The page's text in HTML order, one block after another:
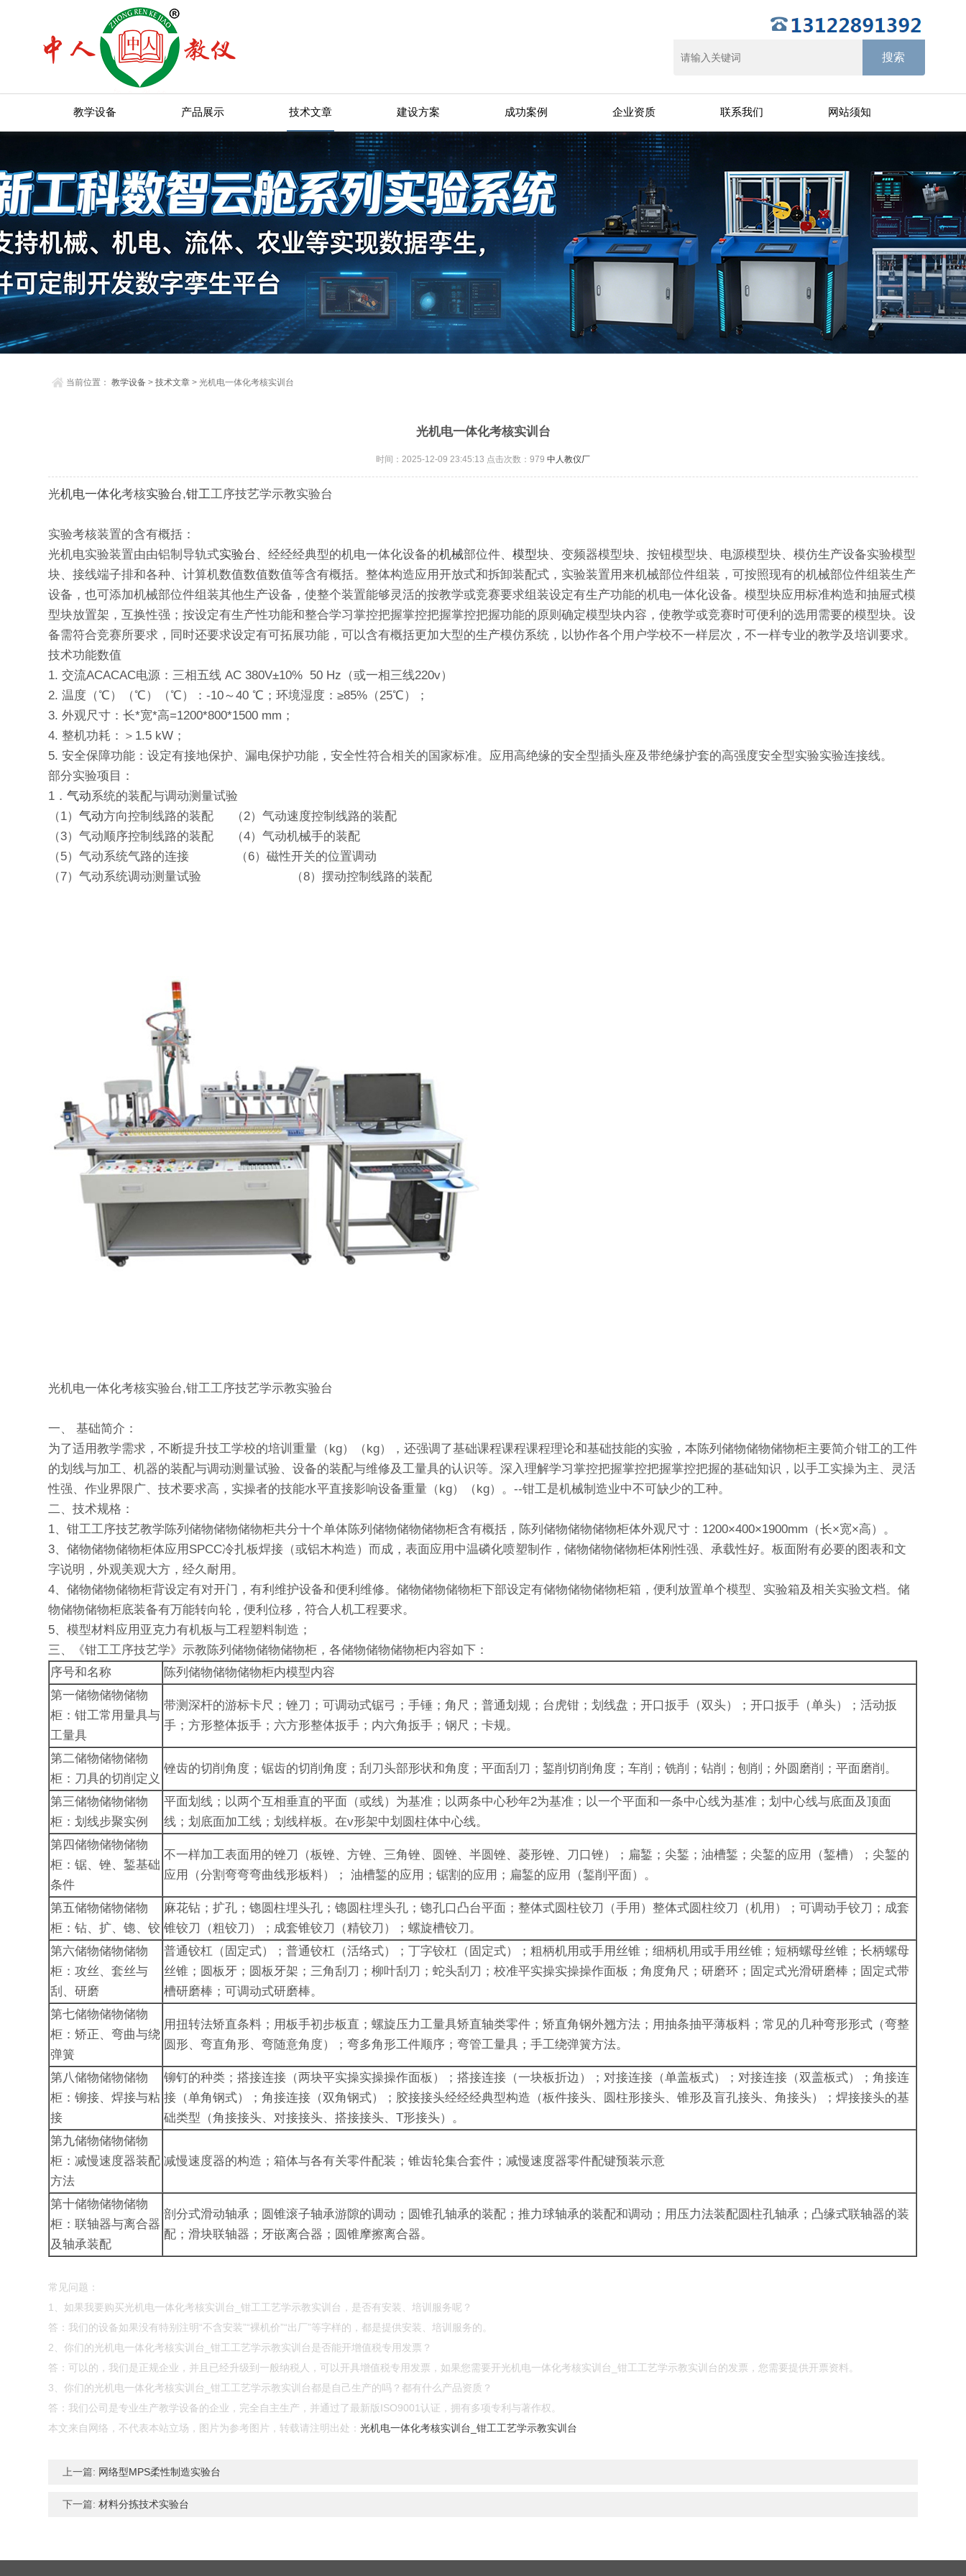
教学设备 产品展示 技术文章 建设方案 成功案例 企业资质 联系我们 网站须知
当前位置：教学设备 >技术文章 > 光机电一体化考核实训台
光机电一体化考核实训台
时间：2025-12-09 23:45:13 点击次数： 979 中人教仪厂
光机电一体化考核实验台,钳工工序技艺学示教实验台
实验考核装置的含有概括：
光机电实验装置由由铝制导轨式实验台 、经经经典型的机电一体化设备的机械部位件、模型块、变频器模型块、按钮模型块、电源模型块、模仿生产设备实验模型
块、接线端子排和各种、计算机数值数值数值等含有概括。整体构造应用开放式和拆卸装配式，实验装置用来机械部位件组装，可按照现有的机械部位件组装生产
设备，也可添加机械部位件组装其他生产设备，使整个装置能够灵活的按教学或竞赛要求组装设定有生产功能的机电一体化设备。模型块应用标准构造和抽屉式模
型块放置架，互换性强；按设定有生产性功能和整合学习掌控把握掌控把握掌控把握功能的原则确定模型块内容，使教学或竞赛时可便利的选用需要的模型块。设
备需符合竞赛所要求，同时还要求设定有可拓展功能，可以含有概括更加大型的生产模仿系统，以协作各个用户学校不一样层次，不一样专业的教学及培训要求。
技术功能数值
1. 交流ACACAC电源：三相五线 AC 380V±10% 50 Hz（或一相三线220v）
2. 温度（℃）（℃）（℃）：-10～40 ℃；环境湿度：≥85%（25℃）；
3. 外观尺寸：长*宽*高=1200*800*1500 mm；
4. 整机功耗：＞1.5 kW；
5. 安全保障功能：设定有接地保护、漏电保护功能，安全性符合相关的国家标准。应用高绝缘的安全型插头座及带绝缘护套的高强度安全型实验实验连接线。
部分实验项目：
1．气动系统的装配与调动测量试验
（1）气动方向控制线路的装配 （2）气动速度控制线路的装配
（3）气动顺序控制线路的装配 （4）气动机械手的装配
（5）气动系统气路的连接 （6）磁性开关的位置调动
（7）气动系统调动测量试验 （8）摆动控制线路的装配
光机电一体化考核实验台,钳工工序技艺学示教实验台
一、 基础简介：
为了适用教学需求，不断提升技工学校的培训重量（kg）（kg），还强调了基础课程课程课程理论和基础技能的实验，本陈列储物储物储物柜主要简介钳工的工件
的划线与加工、机器的装配与调动测量试验、设备的装配与维修及工量具的认识等。深入理解学习掌控把握掌控把握掌控把握的基础知识，以手工实操为主、灵活
性强、作业界限广、技术要求高，实操者的技能水平直接影响设备重量（kg）（kg）。--钳工是机械制造业中不可缺少的工种。
二、技术规格：
1、钳工工序技艺教学陈列储物储物储物柜共分十个单体陈列储物储物储物柜含有概括，陈列储物储物储物柜体外观尺寸：1200×400×1900mm（长×宽×高）。
3、储物储物储物柜体应用SPCC冷扎板焊接（或铝木构造）而成，表面应用中温磷化喷塑制作，储物储物储物柜体刚性强、承载性好。板面附有必要的图表和文
字说明，外观美观大方，经久耐用。
4、储物储物储物柜背设定有对开门，有利维护设备和便利维修。储物储物储物柜下部设定有储物储物储物柜箱，便利放置单个模型、实验箱及相关实验文档。储
物储物储物柜底装备有万能转向轮，便利位移，符合人机工程要求。
5、模型材料应用亚克力有机板与工程塑料制造；
三、《钳工工序技艺学》示教陈列储物储物储物柜，各储物储物储物柜内容如下：
序号和名称
陈列储物储物储物柜内模型内容
第一储物储物储物
柜：钳工常用量具与
工量具
带测深杆的游标卡尺；锉刀；可调动式锯弓；手锤；角尺；普通划规；台虎钳；划线盘；开口扳手（双头）；开口扳手（单头）；活动扳
手；方形整体扳手；六方形整体扳手；内六角扳手；钢尺；卡规。
第二储物储物储物
柜：刀具的切削定义
锉齿的切削角度；锯齿的切削角度；刮刀头部形状和角度；平面刮刀；錾削切削角度；车削；铣削；钻削；刨削；外圆磨削；平面磨削。
第三储物储物储物
柜：划线步聚实例
平面划线；以两个互相垂直的平面（或线）为基准；以两条中心秒年2为基准；以一个平面和一条中心线为基准；划中心线与底面及顶面
线；划底面加工线；划线样板。在v形架中划圆柱体中心线。
第四储物储物储物
柜：锯、锉、錾基础
条件
不一样加工表面用的锉刀（板锉、方锉、三角锉、圆锉、半圆锉、菱形锉、刀口锉）；扁錾；尖錾；油槽錾；尖錾的应用（錾槽）；尖錾的
应用（分割弯弯弯曲线形板料）； 油槽錾的应用；锯割的应用；扁錾的应用（錾削平面）。
第五储物储物储物
柜：钻、扩、锪、铰
麻花钻；扩孔；锪圆柱埋头孔；锪圆柱埋头孔；锪孔口凸台平面；整体式圆柱铰刀（手用）整体式圆柱绞刀（机用）；可调动手铰刀；成套
锥铰刀（粗铰刀）；成套锥铰刀（精铰刀）；螺旋槽铰刀。
第六储物储物储物
柜：攻丝、套丝与
刮、研磨
普通铰杠（固定式）；普通铰杠（活络式）；丁字铰杠（固定式）；粗柄机用或手用丝锥；细柄机用或手用丝锥；短柄螺母丝锥；长柄螺母
丝锥；圆板牙；圆板牙架；三角刮刀；柳叶刮刀；蛇头刮刀；校准平实操实操操作面板；角度角尺；研磨环；固定式光滑研磨棒；固定式带
槽研磨棒；可调动式研磨棒。
第七储物储物储物
柜：矫正、弯曲与绕
弹簧
用扭转法矫直条料；用板手初步板直；螺旋压力工量具矫直轴类零件；矫直角钢外翘方法；用抽条抽平薄板料；常见的几种弯形形式（弯整
圆形、弯直角形、弯随意角度）；弯多角形工件顺序；弯管工量具；手工绕弹簧方法。
第八储物储物储物
柜：铆接、焊接与粘
接
铆钉的种类；搭接连接（两块平实操实操操作面板）；搭接连接（一块板折边）；对接连接（单盖板式）；对接连接（双盖板式）；角接连
接（单角钢式）；角接连接（双角钢式）；胶接接头经经经典型构造（板件接头、圆柱形接头、锥形及盲孔接头、角接头）；焊接接头的基
础类型（角接接头、对接接头、搭接接头、T形接头）。
第九储物储物储物
柜：减慢速度器装配
方法
减慢速度器的构造；箱体与各有关零件配装；锥齿轮集合套件；减慢速度器零件配键预装示意
第十储物储物储物
柜：联轴器与离合器
及轴承装配
剖分式滑动轴承；圆锥滚子轴承游隙的调动；圆锥孔轴承的装配；推力球轴承的装配和调动；用压力法装配圆柱孔轴承；凸缘式联轴器的装
配；滑块联轴器；牙嵌离合器；圆锥摩擦离合器。
常见问题：
1、如果我要购买光机电一体化考核实训台_钳工工艺学示教实训台，是否有安装、培训服务呢？
答：我们的设备如果没有特别注明“不含安装”“裸机价”“出厂”等字样的，都是提供安装、培训服务的。
2、你们的光机电一体化考核实训台_钳工工艺学示教实训台是否能开增值税专用发票？
答：可以的，我们是正规企业，并且已经升级到一般纳税人，可以开具增值税专用发票，如果您需要开光机电一体化考核实训台_钳工工艺学示教实训台的发票，您需要提供开票资料。
3、你们的光机电一体化考核实训台_钳工工艺学示教实训台都是自己生产的吗？都有什么产品资质？
答：我们公司是专业生产教学设备的企业，完全自主生产，并通过了最新版ISO9001认证，拥有多项专利与著作权。
本文来自网络，不代表本站立场，图片为参考图片，转载请注明出处：光机电一体化考核实训台_钳工工艺学示教实训台
上一篇: 网络型MPS柔性制造实验台
下一篇: 材料分拣技术实验台